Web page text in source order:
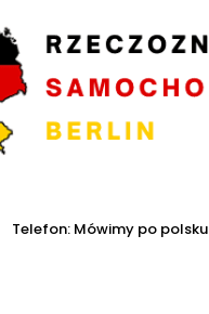
Telefon: Mówimy po polsku